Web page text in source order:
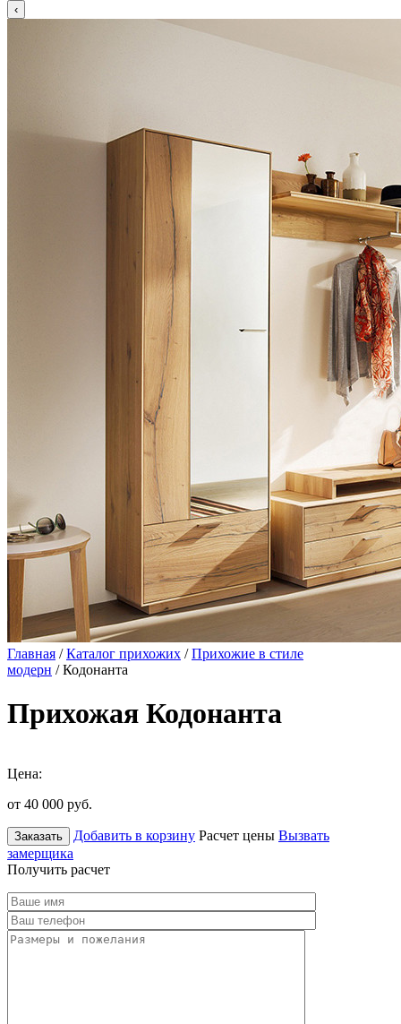
Главная /Каталог прихожих /Прихожие в стиле
модерн / Кодонанта
Прихожая Кодонанта
Цена:
от 40 000 руб.
Заказать Добавить в корзину Расчет цены Вызвать
замерщика
Получить расчет